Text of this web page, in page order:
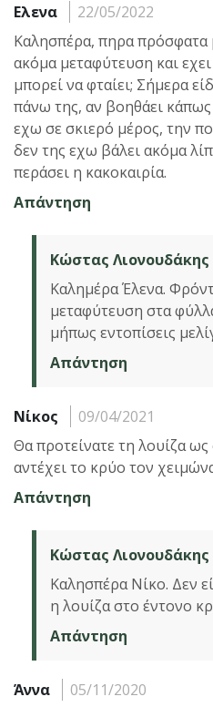
Ελενα
22/05/2022
Καλησπέρα, πηρα πρόσφατα
ακόμα μεταφύτευση και εχει
μπορεί να φταίει; Σήμερα
πάνω της, αν βοηθάει κάπως
εχω σε σκιερό μέρος, την
δεν της εχω βάλει ακόμα
περάσει η κακοκαιρία.
Απάντηση
Κώστας Λιονουδάκης
Καλημέρα Έλενα.
μεταφύτευση στα
μήπως εντοπίσεις
Απάντηση
Νίκος
09/04/2021
Θα προτείνατε τη λουίζα
αντέχει το κρύο τον
Απάντηση
Κώστας Λιονουδάκης
Καλησπέρα Νίκο. Δεν
η λουίζα στο έντονο
Απάντηση
Άννα
05/11/2020